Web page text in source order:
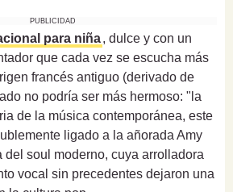
PUBLICIDAD
para niña, dulce y con un
que cada vez se escucha más
francés antiguo (derivado de
no podría ser más hermoso: "la
de la música contemporánea, este
ligado a la añorada Amy
del soul moderno, cuya arrolladora
vocal sin precedentes dejaron una